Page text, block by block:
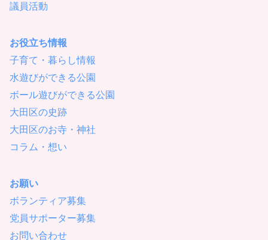
議員活動
お役立ち情報
子育て・暮らし情報
水遊びができる公園
ボール遊びができる公園
大田区の史跡
大田区のお寺・神社
コラム・想い
お願い
ボランティア募集
党員サポーター募集
お問い合わせ